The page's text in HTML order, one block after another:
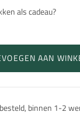
als cadeau?
AAN
binnen 1-2